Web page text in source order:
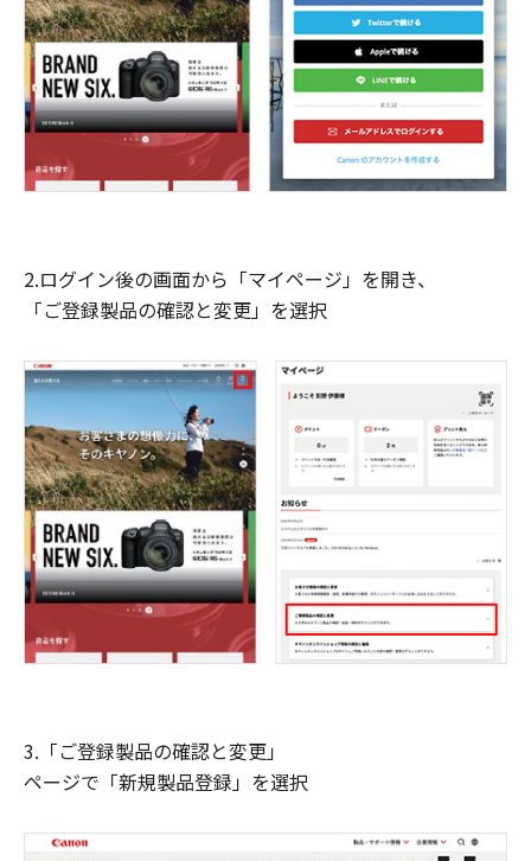
2.ログイン後の画面から「マイページ」を開き、
「ご登録製品の確認と変更」を選択
3.「ご登録製品の確認と変更」
ページで「新規製品登録」を選択